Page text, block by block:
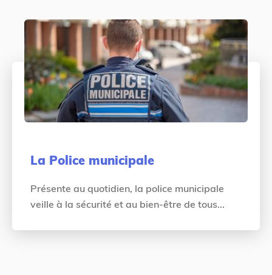
La Police municipale
Présente au quotidien, la police municipale
veille à la sécurité et au bien-être de tous...